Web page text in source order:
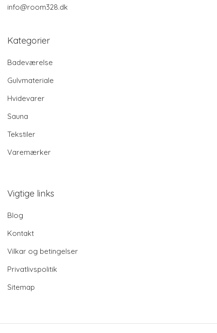
info@room328.dk
Kategorier
Badeværelse
Gulvmateriale
Hvidevarer
Sauna
Tekstiler
Varemærker
Vigtige links
Blog
Kontakt
Vilkar og betingelser
Privatlivspolitik
Sitemap